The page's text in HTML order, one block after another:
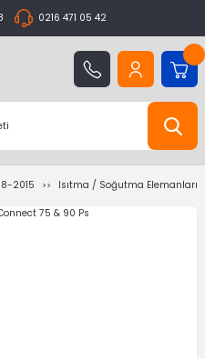
0216 471 05 42
2015 Isıtma / Soğutma Elemanları